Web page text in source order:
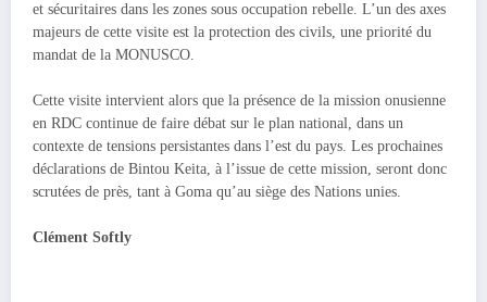
et sécuritaires dans les zones sous occupation rebelle. L’un des axes
majeurs de cette visite est la protection des civils, une priorité du
mandat de la MONUSCO.
Cette visite intervient alors que la présence de la mission onusienne
en RDC continue de faire débat sur le plan national, dans un
contexte de tensions persistantes dans l’est du pays. Les prochaines
déclarations de Bintou Keita, à l’issue de cette mission, seront donc
scrutées de près, tant à Goma qu’au siège des Nations unies.
Clément Softly